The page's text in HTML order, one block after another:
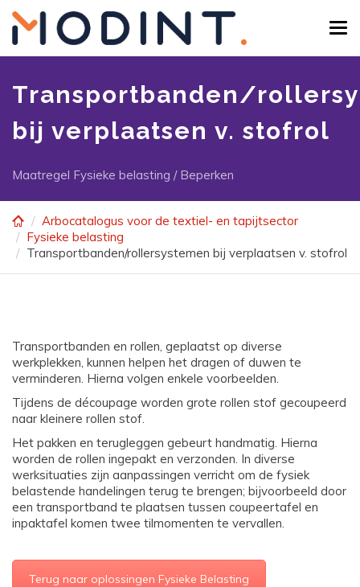
main
content
Transportbanden/
bij verplaatsen v. stofrol
Maatregel Fysieke belasting / Beperken
Arbocatalogus voor de textiel- en tapijtsector
Fysieke belasting
Transportbanden/rollersystemen bij verplaatsen v. stofrol
Transportbanden en rollen, geplaatst op diverse
werkplekken, kunnen helpen het dragen of duwen te
verminderen. Hierna volgen enkele voorbeelden.
Tijdens de découpage worden grote rollen stof gecoupeerd
naar kleinere rollen stof.
Het pakken en terugleggen gebeurt handmatig. Hierna
worden de rollen ingepakt en verzonden. In diverse
werksituaties zijn aanpassingen verricht om de fysiek
belastende handelingen terug te brengen; bijvoorbeeld door
een transportband te plaatsen tussen coupeertafel en
inpaktafel komen twee tilmomenten te vervallen.
Terug naar oplossingen Fysieke Belasting